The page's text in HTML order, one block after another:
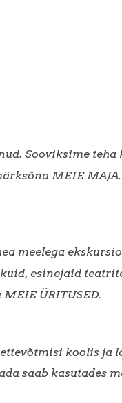
Sooviksime
MEIE MAJA.
meelega
esinejaid
ÜRITUSED.
koolis ja
saab kasutades